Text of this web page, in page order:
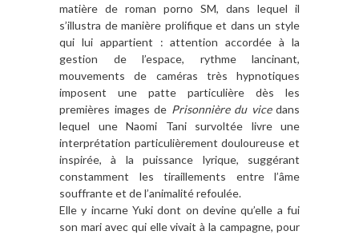
matière de roman porno SM, dans lequel il
s’illustra de manière prolifique et dans un style
qui lui appartient : attention accordée à la
gestion de l’espace, rythme lancinant,
mouvements de caméras très hypnotiques
imposent une patte particulière dès les
premières images de Prisonnière du vicedans
lequel une Naomi Tani survoltée livre une
interprétation particulièrement douloureuse et
inspirée, à la puissance lyrique, suggérant
constamment les tiraillements entre l’âme
souffrante et de l’animalité refoulée.
Elle y incarne Yuki dont on devine qu’elle a fui
son mari avec qui elle vivait à la campagne, pour